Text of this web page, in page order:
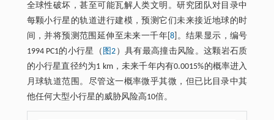
全球性破坏，甚至可能瓦解人类文明。研究团队对目录中
每颗小行星的轨道进行建模，预测它们未来接近地球的时
间，并将预测范围延伸至未来一千年[8 ]。结果显示，编号
1994 PC1的小行星（ 图2 ）具有最高撞击风险。这颗岩石质
的小行星直径约为1 km，未来千年内有0.0015%的概率进入
月球轨道范围。尽管这一概率微乎其微，但已比目录中其
他任何大型小行星的威胁风险高10倍。